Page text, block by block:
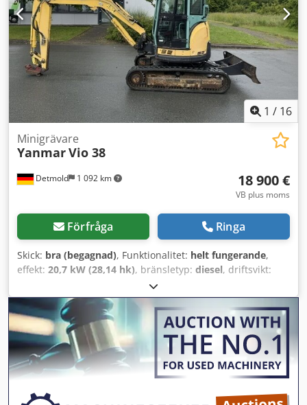
1 / 16
Detmold 1 092 km
Minigrävare
YanmarVio 38
18 900 €
VB plus moms
Förfråga Ringa
Skick: bra (begagnad), Funktionalitet: helt fungerande,
effekt: 20,7 kW (28,14 hk), bränsletyp: diesel, driftsvikt:
2014, drifttimmar:
Utrustning:hytt, Yanmar Vio38, tillverkad 2014, med
endast 5 650 drifttimmar. Maskinen är i gott skick.
Transport och leverans kan ordnas. Visning är möjlig efter
överenskommelse, även under helger. Dsdpfxezi Hams Al
Nskr